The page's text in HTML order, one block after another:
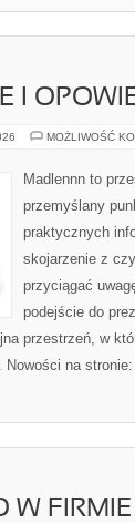
I
MOŻLIWOŚĆ
Madlennn to
przemyślany
praktycznych
skojarzenie z
przyciągać
podejście do
przestrzeń, w
Nowości na
W FIRMIE